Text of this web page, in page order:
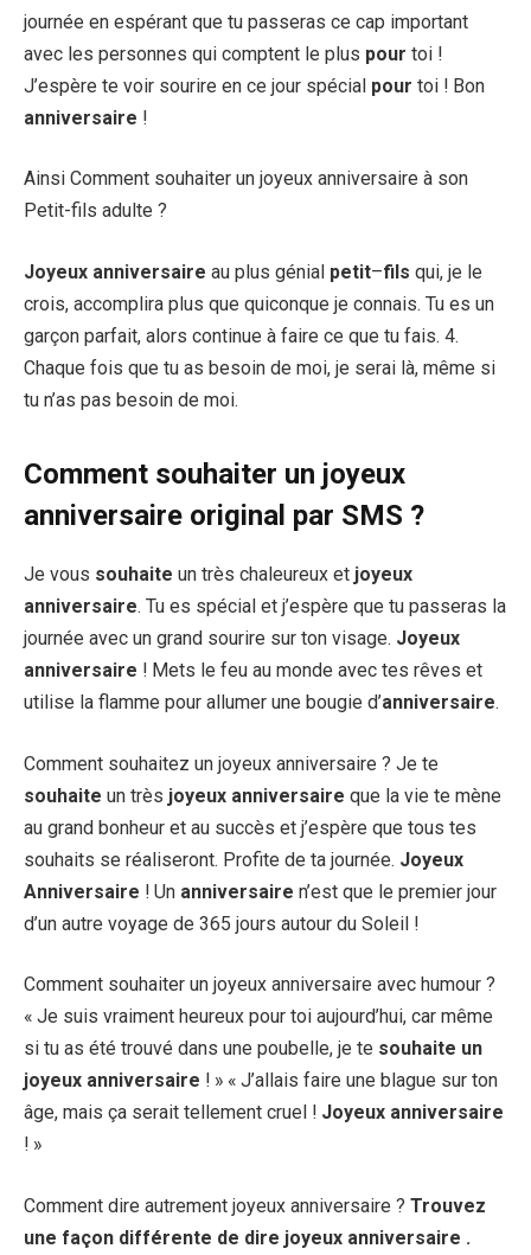
journée en espérant que tu passeras ce cap important
avec les personnes qui comptent le plus pour toi !
J’espère te voir sourire en ce jour spécial pour toi ! Bon
anniversaire !
Ainsi Comment souhaiter un joyeux anniversaire à son
Petit-fils adulte ?
Joyeux anniversaire au plus génial petit–fils qui, je le
crois, accomplira plus que quiconque je connais. Tu es un
garçon parfait, alors continue à faire ce que tu fais. 4.
Chaque fois que tu as besoin de moi, je serai là, même si
tu n’as pas besoin de moi.
Comment souhaiter un joyeux
anniversaire original par SMS ?
Je vous souhaite un très chaleureux et joyeux
anniversaire. Tu es spécial et j’espère que tu passeras la
journée avec un grand sourire sur ton visage. Joyeux
anniversaire ! Mets le feu au monde avec tes rêves et
utilise la flamme pour allumer une bougie d’anniversaire.
Comment souhaitez un joyeux anniversaire ? Je te
souhaite un très joyeux anniversaire que la vie te mène
au grand bonheur et au succès et j’espère que tous tes
souhaits se réaliseront. Profite de ta journée. Joyeux
Anniversaire ! Un anniversaire n’est que le premier jour
d’un autre voyage de 365 jours autour du Soleil !
Comment souhaiter un joyeux anniversaire avec humour ?
« Je suis vraiment heureux pour toi aujourd’hui, car même
si tu as été trouvé dans une poubelle, je te souhaite un
joyeux anniversaire ! » « J’allais faire une blague sur ton
âge, mais ça serait tellement cruel ! Joyeux anniversaire
! »
Comment dire autrement joyeux anniversaire ? Trouvez
une façon différente de dire joyeux anniversaire .